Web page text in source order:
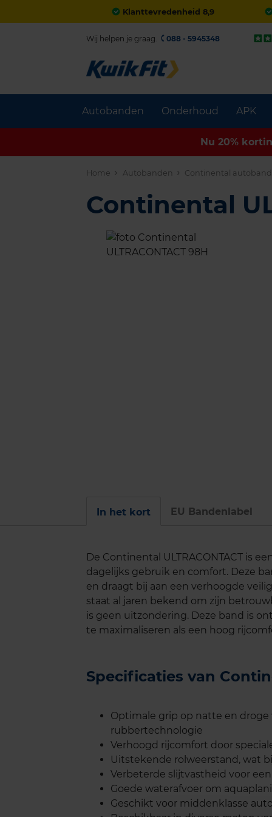
Klanttevredenheid 8,9
Autobanden Onderhoud APK
Wij helpen je graag. 088 - 5945348
Nu 20%
Home Autobanden Continental
Continental
In het kort EU Bandenlabel
De Continental ULTRACONTACT is
dagelijks gebruik en comfort. Deze
en draagt bij aan een verhoogde
staat al jaren bekend om zijn
is geen uitzondering. Deze band is
te maximaliseren als een hoog
Specificaties van
Optimale grip op natte en
rubbertechnologie
Verhoogd rijcomfort door
Uitstekende rolweerstand, wat
Verbeterde slijtvastheid voor
Goede waterafvoer om
Geschikt voor middenklasse